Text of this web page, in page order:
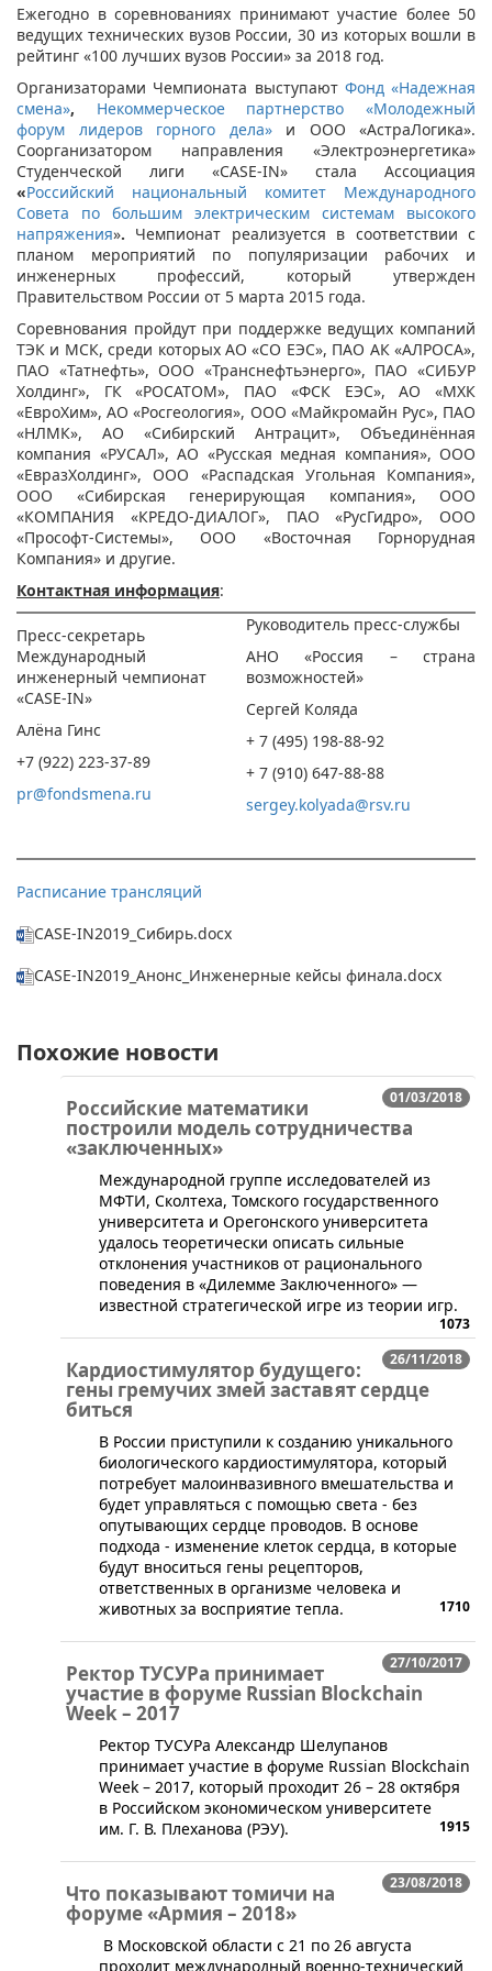
Ежегодно в соревнованиях принимают участие более 50
ведущих технических вузов России, 30 из которых вошли в
рейтинг «100 лучших вузов России» за 2018 год.
Организаторами Чемпионата выступают Фонд «Надежная
смена»,
Некоммерческое партнерство «Молодежный
форум лидеров горного дела»и ООО «АстраЛогика».
Соорганизатором направления «Электроэнергетика»
Студенческой лиги «CASE-IN» стала Ассоциация
«Российский национальный комитет Международного
Совета по большим электрическим системам высокого
напряжения». Чемпионат реализуется в соответствии с
планом мероприятий по популяризации рабочих и
инженерных профессий, который утвержден
Правительством России от 5 марта 2015 года.
Соревнования пройдут при поддержке ведущих компаний
ТЭК и МСК, среди которых АО «СО ЕЭС», ПАО АК «АЛРОСА»,
ПАО «Татнефть», ООО «Транснефтьэнерго», ПАО «СИБУР
Холдинг», ГК «РОСАТОМ», ПАО «ФСК ЕЭС», АО «МХК
«ЕвроХим», АО «Росгеология», ООО «Майкромайн Рус», ПАО
«НЛМК», АО «Сибирский Антрацит», Объединённая
компания «РУСАЛ», АО «Русская медная компания», ООО
«ЕвразХолдинг», ООО «Распадская Угольная Компания»,
ООО «Сибирская генерирующая компания», ООО
«КОМПАНИЯ «КРЕДО-ДИАЛОГ», ПАО «РусГидро», ООО
«Прософт-Системы», ООО «Восточная Горнорудная
Компания» и другие.
Контактная информация:
Пресс-секретарь
Международный
инженерный чемпионат
«CASE-IN»
Алёна Гинс
+7 (922) 223-37-89
pr@fondsmena.ru
Руководитель пресс-службы
АНО «Россия – страна
возможностей»
Сергей Коляда
+ 7 (495) 198-88-92
+ 7 (910) 647-88-88
sergey.kolyada@rsv.ru
Расписание трансляций
CASE-IN2019_Сибирь.docx
CASE-IN2019_Анонс_Инженерные кейсы финала.docx
Похожие новости
01/03/2018
Российские математики
построили модель сотрудничества
«заключенных»
​Международной группе исследователей из
МФТИ, Сколтеха, Томского государственного
университета и Орегонского университета
удалось теоретически описать сильные
отклонения участников от рационального
поведения в «Дилемме Заключенного» —
известной стратегической игре из теории игр.
1073
26/11/2018
Кардиостимулятор будущего:
гены гремучих змей заставят сердце
биться
В России приступили к созданию уникального
биологического кардиостимулятора, который
потребует малоинвазивного вмешательства и
будет управляться с помощью света - без
опутывающих сердце проводов. В основе
подхода - изменение клеток сердца, в которые
будут вноситься гены рецепторов,
ответственных в организме человека и
животных за восприятие тепла.
1710
27/10/2017
Ректор ТУСУРа принимает
участие в форуме Russian Blockchain
Week – 2017
Ректор ТУСУРа Александр Шелупанов
принимает участие в форуме Russian Blockchain
Week – 2017, который проходит 26 – 28 октября
в Российском экономическом университете
им. Г. В. Плеханова (РЭУ).
1915
23/08/2018
Что показывают томичи на
форуме «Армия – 2018»
В Московской области с 21 по 26 августа
проходит международный военно-технический